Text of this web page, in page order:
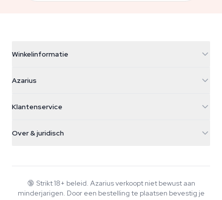
Winkelinformatie
Galvaniweg 11
Nederland
+31(0)204897914
Azarius
Smokeshop
Klantenservice
Retourbeleid
Veelgestelde vragen
Over & juridisch
Wiki
Muziek
🔞 Strikt 18+ beleid. Azarius verkoopt niet bewust aan
minderjarigen. Door een bestelling te plaatsen bevestig je